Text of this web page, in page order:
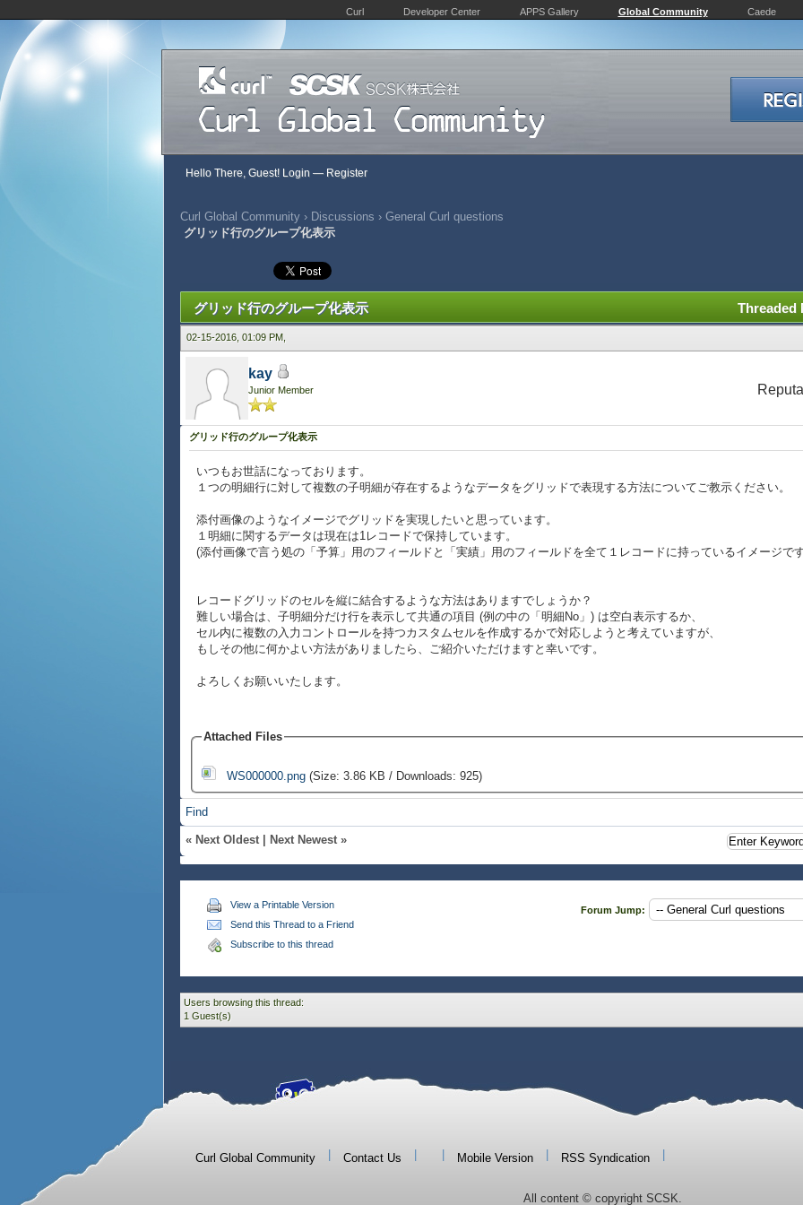
Curl Developer Center APPS Gallery Global Community Caede
Hello There, Guest! Login — Register
Curl Global Community › Discussions › General Curl questions
グリッド行のグループ化表示
Threaded
グリッド行のグループ化表示
02-15-2016, 01:09 PM,
kay
Junior Member
グリッド行のグループ化表示
いつもお世話になっております。
１つの明細行に対して複数の子明細が存在するようなデータをグリッドで表現する方法についてご教示ください。
添付画像のようなイメージでグリッドを実現したいと思っています。
１明細に関するデータは現在は1レコードで保持しています。
(添付画像で言う処の「予算」用のフィールドと「実績」用のフィールドを全て１レコードに持っているイメージで
レコードグリッドのセルを縦に結合するような方法はありますでしょうか？
難しい場合は、子明細分だけ行を表示して共通の項目 (例の中の「明細No」) は空白表示するか、
セル内に複数の入力コントロールを持つカスタムセルを作成するかで対応しようと考えていますが、
もしその他に何かよい方法がありましたら、ご紹介いただけますと幸いです。
よろしくお願いいたします。
Attached Files
WS000000.png(Size: 3.86 KB / Downloads: 925)
Find
« Next Oldest Next Newest »
View a Printable Version
Send this Thread to a Friend
Subscribe to this thread
Forum Jump:
Users browsing this thread:
1 Guest(s)
Curl Global Community Contact Us Mobile Version RSS Syndication
All content © copyright SCSK.